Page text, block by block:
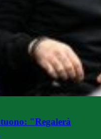
"Regalerà